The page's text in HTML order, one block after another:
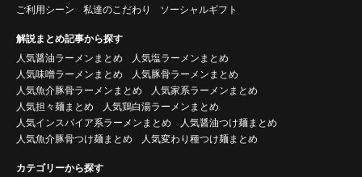
ご利用シーン
私達のこだわり ソーシャルギフト
解説まとめ記事から探す
人気醤油ラーメンまとめ
人気塩ラーメンまとめ
人気味噌ラーメンまとめ
人気豚骨ラーメンまとめ
人気魚介豚骨ラーメンまとめ
人気家系ラーメンまとめ
人気担々麺まとめ
人気鶏白湯ラーメンまとめ
人気インスパイア系ラーメンまとめ
人気醤油つけ麺まとめ
人気魚介豚骨つけ麺まとめ
人気変わり種つけ麺まとめ
カテゴリーから探す